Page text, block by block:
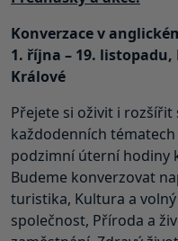
Konverzace v
1. října – 19.
Králové
Přejete si oživit i
každodenních tématech
podzimní úterní hodiny
Budeme konverzovat
turistika, Kultura a volný
společnost, Příroda a